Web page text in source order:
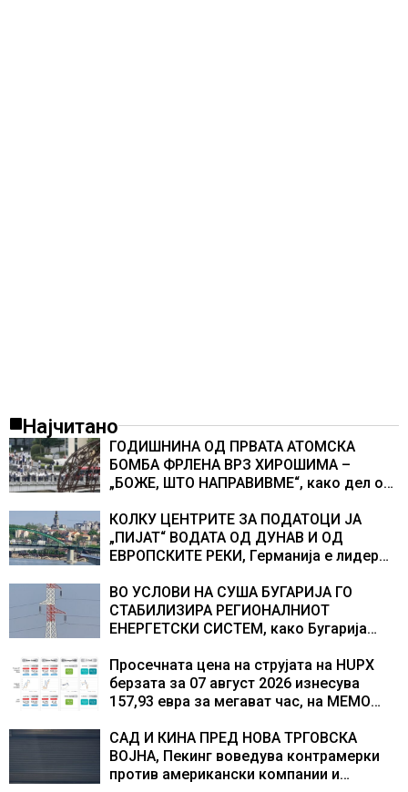
Најчитано
ГОДИШНИНА ОД ПРВАТА АТОМСКА
БОМБА ФРЛЕНА ВРЗ ХИРОШИМА –
„БОЖЕ, ШТО НАПРАВИВМЕ“, како дел од
учесниците во бомбардирањето го
доживуваа овој настан што го промени
текот на историјата
КОЛКУ ЦЕНТРИТЕ ЗА ПОДАТОЦИ ЈА
„ПИЈАТ“ ВОДАТА ОД ДУНАВ И ОД
ЕВРОПСКИТЕ РЕКИ, Германија е лидер
центри за податоци
ВО УСЛОВИ НА СУША БУГАРИЈА ГО
СТАБИЛИЗИРА РЕГИОНАЛНИОТ
ЕНЕРГЕТСКИ СИСТЕМ, како Бугарија
складирање на енергија од батерии
Просечната цена на струјата на HUPX
берзата за 07 август 2026 изнесува
157,93 евра за мегават час, на МЕМО
САД И КИНА ПРЕД НОВА ТРГОВСКА
ВОЈНА, Пекинг воведува контрамерки
против американски компании и